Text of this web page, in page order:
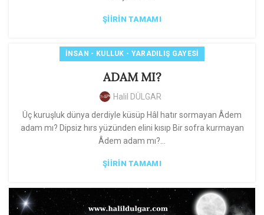
ŞIIRIN TAMAMI
İNSAN - KULLUK - YARADILIŞ GAYESI
ADAM MI?
Halil DÜLGAR
Üç kuruşluk dünya derdiyle küsüp Hâl hatır sormayan Âdem
adam mı? Dipsiz hırs yüzünden elini kısıp Bir sofra kurmayan
Âdem adam mı?...
ŞIIRIN TAMAMI